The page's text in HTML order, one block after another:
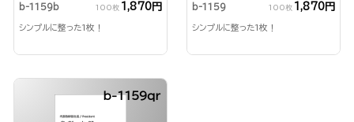
b-1159b 100枚 1,870円
シンプルに整った1枚！
b-1159 100枚 1,870円
シンプルに整った1枚！
b-1159qr